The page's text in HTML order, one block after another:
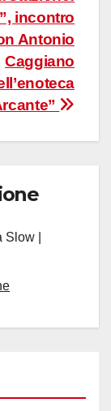
incontro
Antonio
Caggiano
|